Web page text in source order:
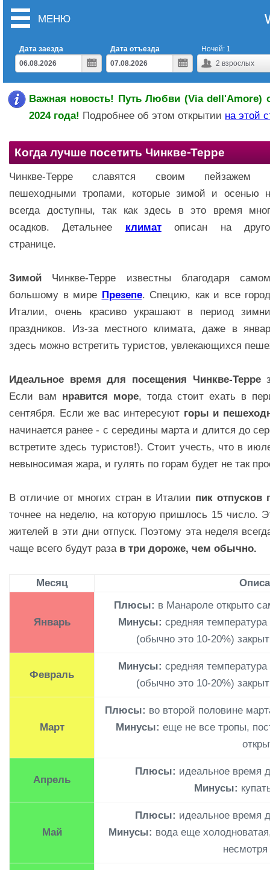
МЕНЮ
Дата заезда
Дата отъезда
2 взрослых
Ночей: 1
Важная новость! Путь Любви (Via dell'Amore)
2024 года! Подробнее об этом открытии на этой
Когда лучше посетить Чинкве-Терре
Чинкве-Терре славятся своим пейзажем
пешеходными тропами, которые зимой и осенью
всегда доступны, так как здесь в это время
осадков. Детальнее климатописан на
странице.
Зимой Чинкве-Терре известны благодаря
большому в мире Презепе. Специю, как и все
Италии, очень красиво украшают в период
праздников. Из-за местного климата, даже в
здесь можно встретить туристов, увлекающихся
Идеальное время для посещения Чинкве-Терре
Если вам нравится море, тогда стоит ехать в
сентября. Если же вас интересуют горы и
начинается ранее - с середины марта и длится до
встретите здесь туристов!). Стоит учесть, что в
невыносимая жара, и гулять по горам будет не так
В отличие от многих стран в Италии пик отпусков
точнее на неделю, на которую пришлось 15 число.
жителей в эти дни отпуск. Поэтому эта неделя
чаще всего будут раза в три дороже, чем обычно.
Месяц
Январь
Плюсы: в Манароле открыто
Минусы: средняя
(обычно это 10-20%)
Февраль
Минусы: средняя
(обычно это 10-20%)
Март
Плюсы: во второй половине
Минусы: еще не все тропы,
Апрель
Плюсы: идеальное время
Минусы:
Май
Плюсы: идеальное время
Минусы: вода еще